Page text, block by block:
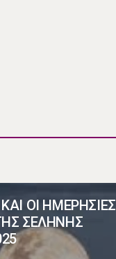
ΟΙ ΗΜΕΡΗΣΙΕΣ
ΣΕΛΗΝΗΣ